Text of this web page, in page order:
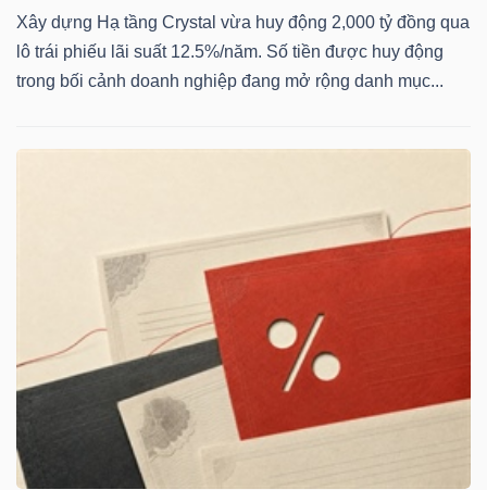
Xây dựng Hạ tầng Crystal vừa huy động 2,000 tỷ đồng qua
lô trái phiếu lãi suất 12.5%/năm. Số tiền được huy động
trong bối cảnh doanh nghiệp đang mở rộng danh mục...
(-)
Dịch
(-)
chính